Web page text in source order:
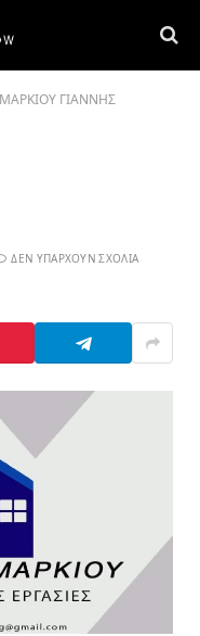
ΜΑΡΚΙΟΥ ΓΙΑΝΝΗΣ
ΔΕΝ ΥΠΆΡΧΟΥΝ ΣΧΌΛΙΑ